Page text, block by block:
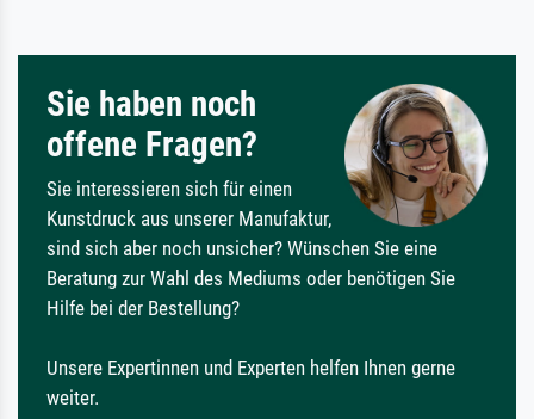
Sie haben noch
offene Fragen?
Sie interessieren sich für einen
Kunstdruck aus unserer Manufaktur,
sind sich aber noch unsicher? Wünschen Sie eine
Beratung zur Wahl des Mediums oder benötigen Sie
Hilfe bei der Bestellung?
Unsere Expertinnen und Experten helfen Ihnen gerne
weiter.